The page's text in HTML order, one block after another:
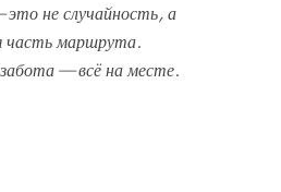
не случайность, а
часть маршрута.
— всё на месте.